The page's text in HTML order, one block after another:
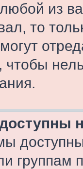
из
то
чтобы
группам